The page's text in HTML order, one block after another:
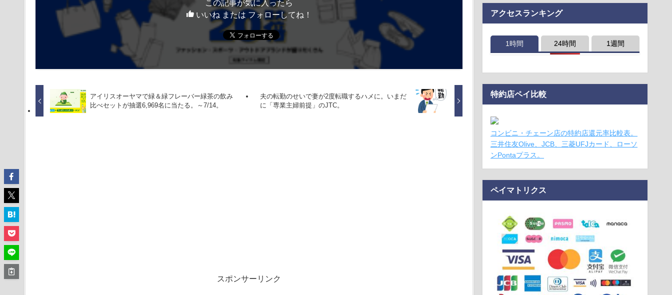
この記事が気に入ったら
いいね または フォローしてね！
アイリスオーヤマで緑＆緑フレーバー緑茶の飲み
比べセットが抽選6,969名に当たる。～7/14。
夫の転勤のせいで妻が2度転職するハメに。いまだ
に「専業主婦前提」のJTC。
スポンサーリンク
アクセスランキング
1時間 24時間 1週間
特約店ペイ比較
コンビニ・チェーン店の特約店還元率比較表。
三井住友Olive、JCB、三菱UFJカード、ローソ
ンPontaプラス。
ペイマトリクス